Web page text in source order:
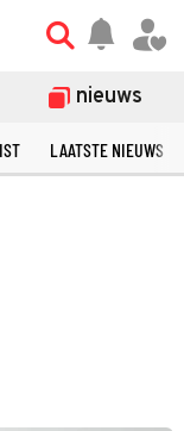
nieuws
LAATSTE NIEUWS